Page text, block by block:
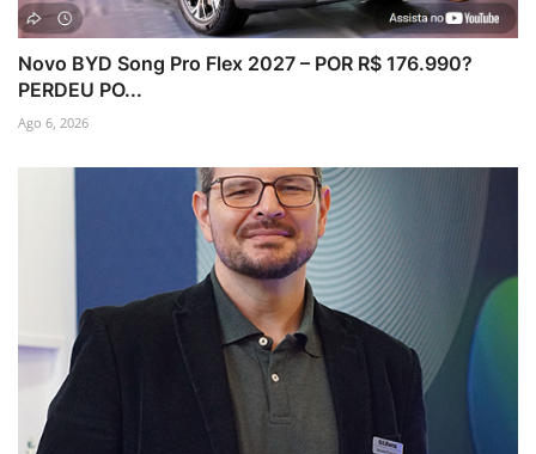
Novo BYD Song Pro Flex 2027 – POR R$ 176.990?
PERDEU PO...
Ago 6, 2026